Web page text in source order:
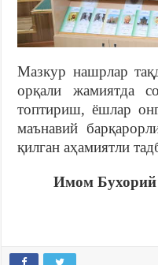
Мазкур нашрлар
орқали жамиятда
топтириш, ёшлар
маънавий
қилган аҳамиятли
Имом Бухорий